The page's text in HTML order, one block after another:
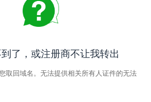
了，或注册商不让我转出
取回域名。无法提供相关所有人证件的无法